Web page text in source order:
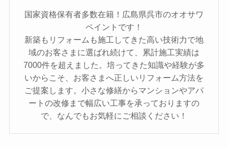
国家資格保有者多数在籍！広島県呉市のオオサワ
ペイントです！
新築もリフォームも施工してきた高い技術力で地
域のお客さまに選ばれ続けて、累計施工実績は
7000件を超えました。培ってきた知識や経験が多
いからこそ、お客さまへ正しいリフォーム方法を
ご提案します。小さな修繕からマンションやアパ
ートの改修まで幅広い工事を承っておりますの
で、なんでもお気軽にご相談ください！